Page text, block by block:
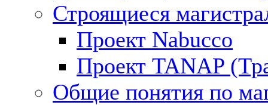
Строящиеся
Проект Nabucco
Проект TANAP
Общие понятия по